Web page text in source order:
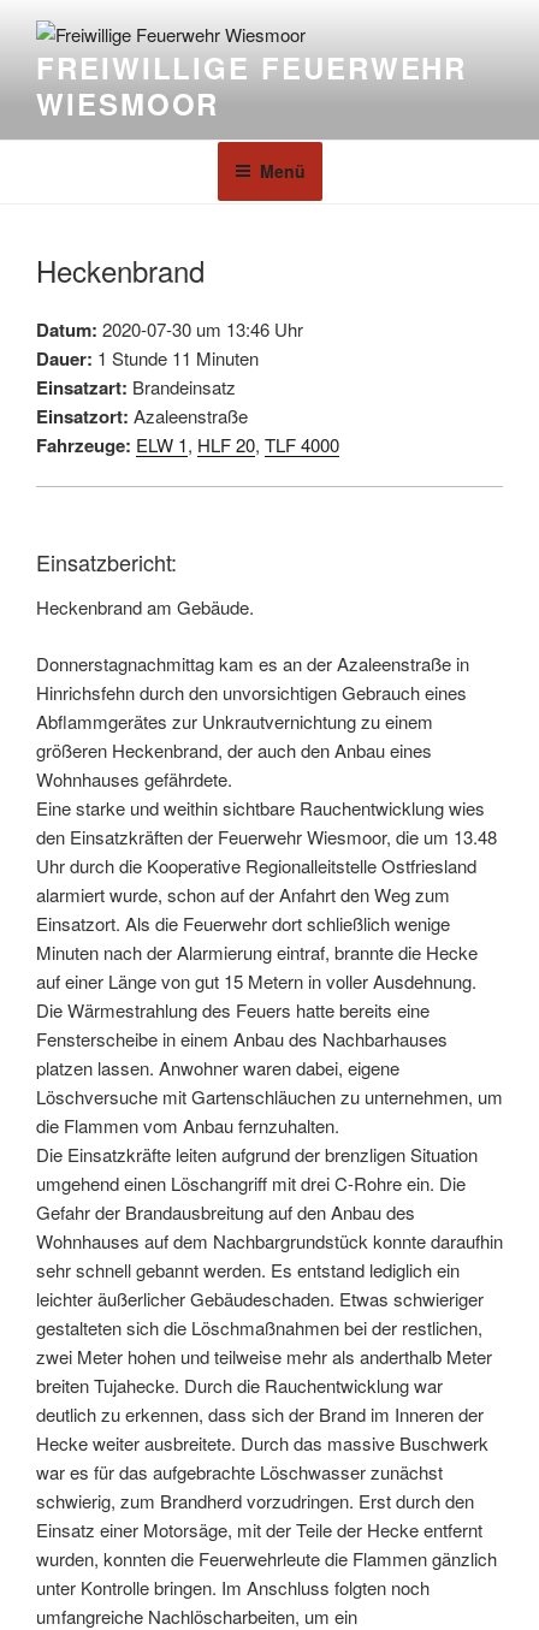
FREIWILLIGE FEUERWEHR
WIESMOOR
Menü
Heckenbrand
Datum: 2020-07-30 um 13:46 Uhr
Dauer: 1 Stunde 11 Minuten
Einsatzart: Brandeinsatz
Einsatzort: Azaleenstraße
Fahrzeuge: ELW 1, HLF 20, TLF 4000
Einsatzbericht:
Heckenbrand am Gebäude.
Donnerstagnachmittag kam es an der Azaleenstraße in
Hinrichsfehn durch den unvorsichtigen Gebrauch eines
Abflammgerätes zur Unkrautvernichtung zu einem
größeren Heckenbrand, der auch den Anbau eines
Wohnhauses gefährdete.
Eine starke und weithin sichtbare Rauchentwicklung wies
den Einsatzkräften der Feuerwehr Wiesmoor, die um 13.48
Uhr durch die Kooperative Regionalleitstelle Ostfriesland
alarmiert wurde, schon auf der Anfahrt den Weg zum
Einsatzort. Als die Feuerwehr dort schließlich wenige
Minuten nach der Alarmierung eintraf, brannte die Hecke
auf einer Länge von gut 15 Metern in voller Ausdehnung.
Die Wärmestrahlung des Feuers hatte bereits eine
Fensterscheibe in einem Anbau des Nachbarhauses
platzen lassen. Anwohner waren dabei, eigene
Löschversuche mit Gartenschläuchen zu unternehmen, um
die Flammen vom Anbau fernzuhalten.
Die Einsatzkräfte leiten aufgrund der brenzligen Situation
umgehend einen Löschangriff mit drei C-Rohre ein. Die
Gefahr der Brandausbreitung auf den Anbau des
Wohnhauses auf dem Nachbargrundstück konnte daraufhin
sehr schnell gebannt werden. Es entstand lediglich ein
leichter äußerlicher Gebäudeschaden. Etwas schwieriger
gestalteten sich die Löschmaßnahmen bei der restlichen,
zwei Meter hohen und teilweise mehr als anderthalb Meter
breiten Tujahecke. Durch die Rauchentwicklung war
deutlich zu erkennen, dass sich der Brand im Inneren der
Hecke weiter ausbreitete. Durch das massive Buschwerk
war es für das aufgebrachte Löschwasser zunächst
schwierig, zum Brandherd vorzudringen. Erst durch den
Einsatz einer Motorsäge, mit der Teile der Hecke entfernt
wurden, konnten die Feuerwehrleute die Flammen gänzlich
unter Kontrolle bringen. Im Anschluss folgten noch
umfangreiche Nachlöscharbeiten, um ein